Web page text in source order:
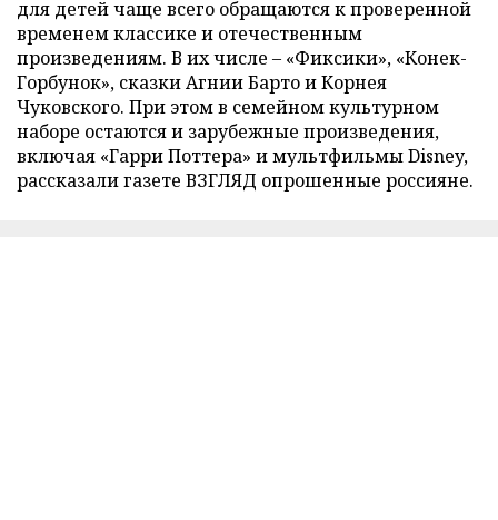
для детей чаще всего обращаются к проверенной
временем классике и отечественным
произведениям. В их числе – «Фиксики», «Конек-
Горбунок», сказки Агнии Барто и Корнея
Чуковского. При этом в семейном культурном
наборе остаются и зарубежные произведения,
включая «Гарри Поттера» и мультфильмы Disney,
рассказали газете ВЗГЛЯД опрошенные россияне.